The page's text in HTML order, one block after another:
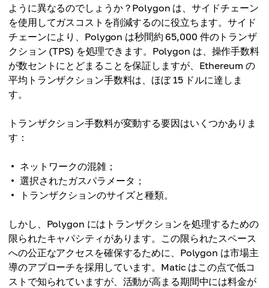
ように異なるのでしょうか？Polygon は、サイドチェーン
を使用してガスコストを削減するのに役立ちます。サイド
チェーンにより、Polygon は秒間約 65,000 件のトランザ
クション (TPS) を処理できます。Polygon は、操作手数料
が数セントにとどまることを保証しますが、Ethereum の
平均トランザクション手数料は、ほぼ 15 ドルに達しま
す。
トランザクション手数料が変動する要因はいくつかありま
す：
ネットワークの混雑；
選択されたガスパラメータ；
トランザクションのサイズと種類。
しかし、Polygon にはトランザクションを処理するための
限られたキャパシティがあります。この限られたスペース
への公正なアクセスを確保するために、Polygon は市場主
導のアプローチを採用しています。Matic はこの点で低コ
ストで知られていますが、活動が高まる期間中には料金が